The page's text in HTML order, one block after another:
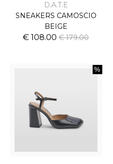
D.A.T.E
SNEAKERS CAMOSCIO
BEIGE
€ 108.00€ 179.00